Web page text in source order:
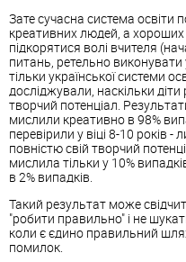
Зате сучасна система
креативних людей, а
підкорятися волі вчителя
питань, ретельно
тільки української системи
досліджували, наскільки діти
творчий потенціал.
мислили креативно в 98%
перевірили у віці 8-10 років
повністю свій творчий
мислила тільки у 10%
в 2% випадків.
Такий результат може
"робити правильно" і не
коли є єдино правильний
помилок.